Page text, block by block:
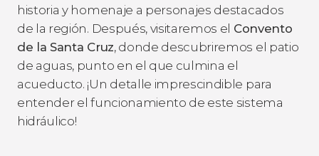
historia y homenaje a personajes destacados
de la región. Después, visitaremos el Convento
de la Santa Cruz, donde descubriremos el patio
de aguas, punto en el que culmina el
acueducto. ¡Un detalle imprescindible para
entender el funcionamiento de este sistema
hidráulico!